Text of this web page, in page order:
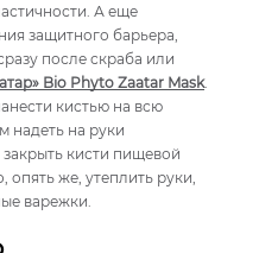
А еще
защитного барьера,
после скраба или
Bio Phyto Zaatar Mask.
кистью на всю
надеть на руки
кисти пищевой
же, утеплить руки,
варежки.